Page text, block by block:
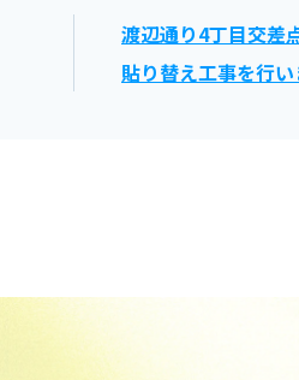
渡辺通り4丁目交
貼り替え工事を行い